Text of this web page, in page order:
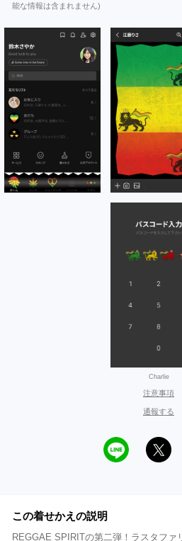
能な情報は含まれません)
Charlie
注意事項
通報する
この着せかえの説明
REGGAE SPIRITの第二弾！ラスタファ